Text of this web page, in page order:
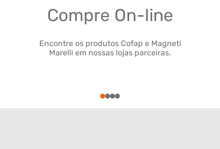
Compre On-line
Encontre os produtos Cofap e Magneti
Marelli em nossas lojas parceiras.
1234